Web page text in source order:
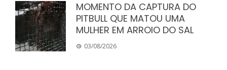
MOMENTO DA CAPTURA DO
PITBULL QUE MATOU UMA
MULHER EM ARROIO DO SAL
03/08/2026